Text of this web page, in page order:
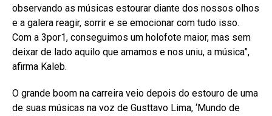
observando as músicas estourar diante dos nossos olhos
e a galera reagir, sorrir e se emocionar com tudo isso.
Com a 3por1, conseguimos um holofote maior, mas sem
deixar de lado aquilo que amamos e nos uniu, a música”,
afirma Kaleb.
O grande boom na carreira veio depois do estouro de uma
de suas músicas na voz de Gusttavo Lima, ‘Mundo de